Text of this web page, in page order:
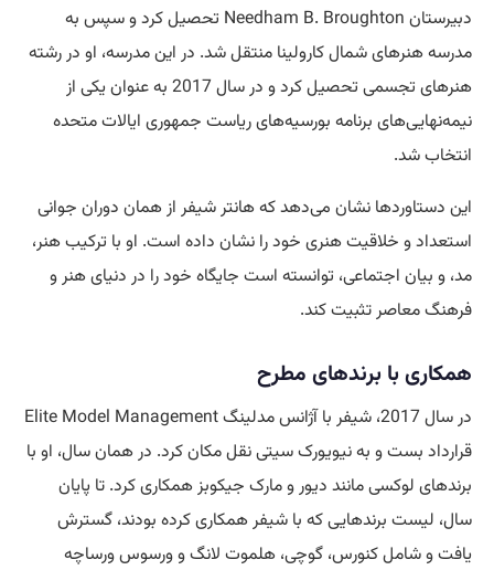
دبیرستان Needham B. Broughton تحصیل کرد و سپس به
مدرسه هنرهای شمال کارولینا منتقل شد. در این مدرسه، او در رشته
هنرهای تجسمی تحصیل کرد و در سال 2017 به عنوان یکی از
نیمه‌نهایی‌های برنامه بورسیه‌های ریاست جمهوری ایالات متحده
انتخاب شد.
این دستاوردها نشان می‌دهد که هانتر شیفر از همان دوران جوانی
استعداد و خلاقیت هنری خود را نشان داده است. او با ترکیب هنر،
مد، و بیان اجتماعی، توانسته است جایگاه خود را در دنیای هنر و
فرهنگ معاصر تثبیت کند.
همکاری با برندهای مطرح
در سال 2017، شیفر با آژانس مدلینگ Elite Model Management
قرارداد بست و به نیویورک سیتی نقل مکان کرد. در همان سال، او با
برندهای لوکسی مانند دیور و مارک جیکوبز همکاری کرد. تا پایان
سال، لیست برندهایی که با شیفر همکاری کرده بودند، گسترش
یافت و شامل کنورس، گوچی، هلموت لانگ و ورسوس ورساچه